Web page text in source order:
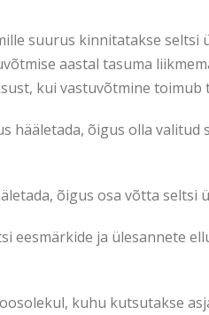
suurus kinnitatakse
aastal tasuma
kui vastuvõtmine toimub
hääletada, õigus olla
õigus osa võtta seltsi
eesmärkide ja ülesannete
kuhu kutsutakse